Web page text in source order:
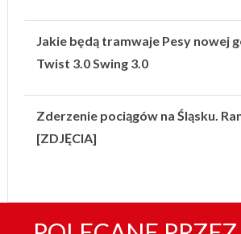
Jakie będą tramwaje Pesy nowej
Twist 3.0 Swing 3.0
Zderzenie pociągów na Śląsku.
[ZDJĘCIA]